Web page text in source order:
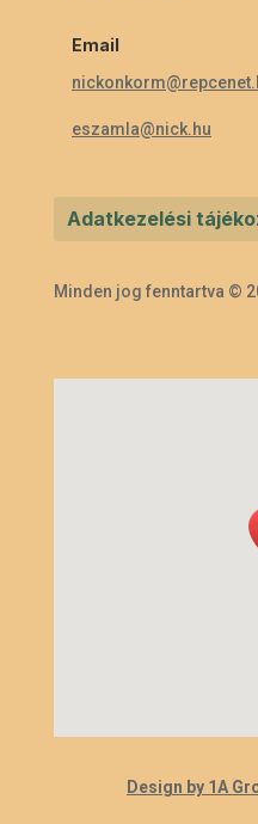
Email
eszamla@nick.hu
Adatkezelési
Minden jog fenntartva ©
Design by 1A